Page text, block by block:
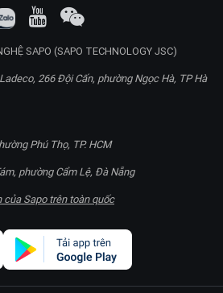
SAPO (SAPO TECHNOLOGY JSC)
266 Đội Cấn, phường Ngọc Hà, TP Hà
Phú Thọ, TP. HCM
phường Cẩm Lệ, Đà Nẵng
Sapo trên toàn quốc